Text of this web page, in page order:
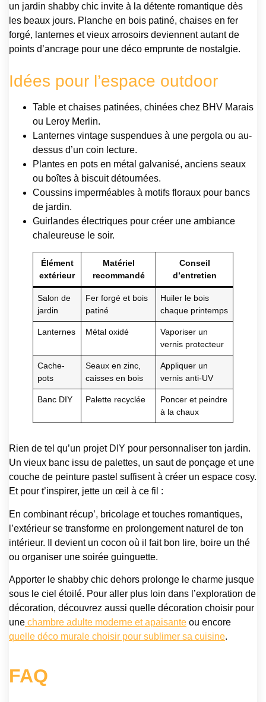
un jardin shabby chic invite à la détente romantique dès
les beaux jours. Planche en bois patiné, chaises en fer
forgé, lanternes et vieux arrosoirs deviennent autant de
points d’ancrage pour une déco emprunte de nostalgie.
Idées pour l’espace outdoor
Table et chaises patinées, chinées chez BHV Marais
ou Leroy Merlin.
Lanternes vintage suspendues à une pergola ou au-
dessus d’un coin lecture.
Plantes en pots en métal galvanisé, anciens seaux
ou boîtes à biscuit détournées.
Coussins imperméables à motifs floraux pour bancs
de jardin.
Guirlandes électriques pour créer une ambiance
chaleureuse le soir.
Élément
extérieur
Matériel
recommandé
Conseil
d’entretien
Salon de
jardin
Fer forgé et bois
patiné
Huiler le bois
chaque printemps
Lanternes Métal oxidé
Vaporiser un
vernis protecteur
Cache-
pots
Seaux en zinc,
caisses en bois
Appliquer un
vernis anti-UV
Banc DIY Palette recyclée
Poncer et peindre
à la chaux
Rien de tel qu’un projet DIY pour personnaliser ton jardin.
Un vieux banc issu de palettes, un saut de ponçage et une
couche de peinture pastel suffisent à créer un espace cosy.
Et pour t’inspirer, jette un œil à ce fil :
En combinant récup’, bricolage et touches romantiques,
l’extérieur se transforme en prolongement naturel de ton
intérieur. Il devient un cocon où il fait bon lire, boire un thé
ou organiser une soirée guinguette.
Apporter le shabby chic dehors prolonge le charme jusque
sous le ciel étoilé. Pour aller plus loin dans l’exploration de
décoration, découvrez aussi quelle décoration choisir pour
une chambre adulte moderne et apaisante ou encore
quelle déco murale choisir pour sublimer sa cuisine.
FAQ